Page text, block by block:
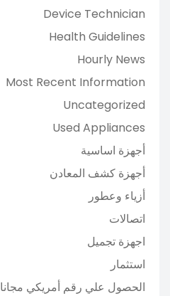
Device Technician
Health Guidelines
Hourly News
Most Recent Information
Uncategorized
Used Appliances
أجهزة اساسية
أجهزة كشف المعادن
أزياء وعطور
اتصالات
اجهزة تجميل
استثمار
الحصول علي رقم أمريكي مجانا